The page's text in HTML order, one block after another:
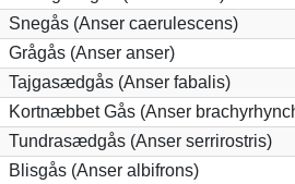
Snegås (Anser caerulescens)
Grågås (Anser anser)
Tajgasædgås (Anser fabalis)
Kortnæbbet Gås (Anser
Tundrasædgås (Anser serrirostris)
Blisgås (Anser albifrons)